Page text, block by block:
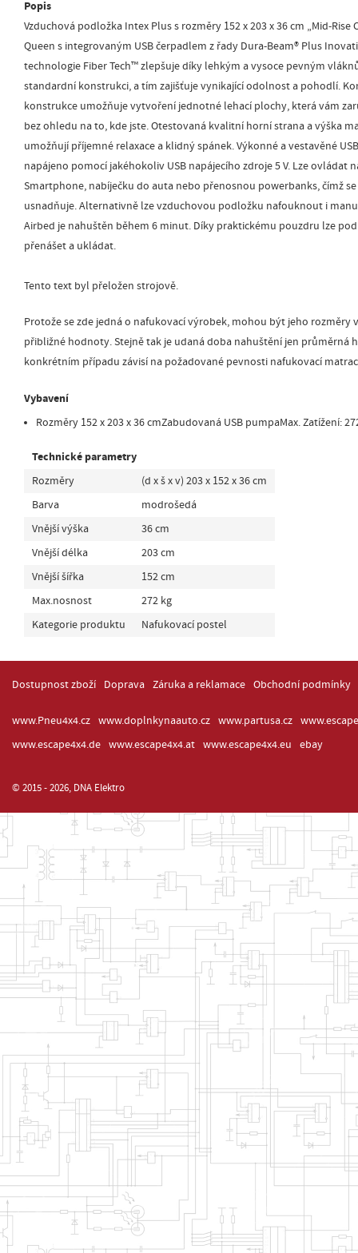
Popis
Vzduchová podložka Intex Plus s rozměry 152 x 203 x 36 cm „Mid-Rise
Queen s integrovaným USB čerpadlem z řady Dura-Beam® Plus
technologie Fiber Tech™ zlepšuje díky lehkým a vysoce pevným
standardní konstrukci, a tím zajišťuje vynikající odolnost a pohodlí.
konstrukce umožňuje vytvoření jednotné lehací plochy, která vám
bez ohledu na to, kde jste. Otestovaná kvalitní horní strana a výška
umožňují příjemné relaxace a klidný spánek. Výkonné a vestavěné
napájeno pomocí jakéhokoliv USB napájecího zdroje 5 V. Lze ovládat
Smartphone, nabíječku do auta nebo přenosnou powerbanks, čímž
usnadňuje. Alternativně lze vzduchovou podložku nafouknout i
Airbed je nahuštěn během 6 minut. Díky praktickému pouzdru lze
přenášet a ukládat.
Tento text byl přeložen strojově.
Protože se zde jedná o nafukovací výrobek, mohou být jeho rozměry
přibližné hodnoty. Stejně tak je udaná doba nahuštění jen průměrná
konkrétním případu závisí na požadované pevnosti nafukovací
Vybavení
Rozměry 152 x 203 x 36 cmZabudovaná USB pumpaMax. Zatížení:
Technické parametry
Rozměry
(d x š x v) 203 x 152 x 36 cm
Barva
modrošedá
Vnější výška
36 cm
Vnější délka
203 cm
Vnější šířka
152 cm
Max.nosnost
272 kg
Kategorie produktu
Nafukovací postel
Dostupnost zboží Doprava Záruka a reklamace Obchodní podmínky
www.Pneu4x4.cz www.doplnkynaauto.cz www.partusa.cz
www.escape4x4.de
www.escape4x4.at www.escape4x4.eu ebay
© 2015 - 2026, DNA Elektro